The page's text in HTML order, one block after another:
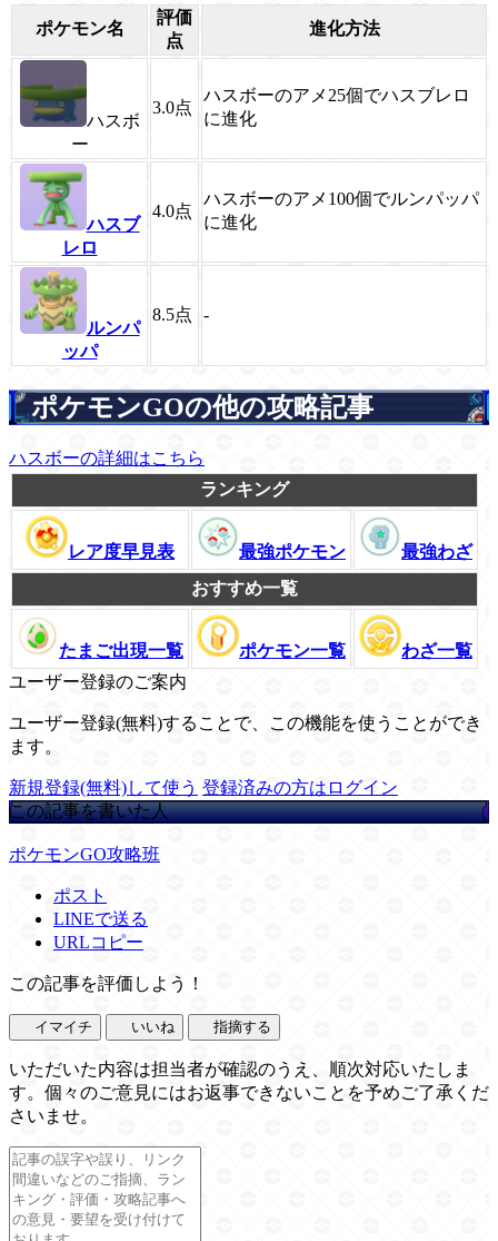
ポケモン名
評価
点
進化方法
ハスボ
ー
3.0点
ハスボーのアメ25個でハスブレロ
に進化
ハスブ
レロ
4.0点
ハスボーのアメ100個でルンパッパ
に進化
ルンパ
ッパ
8.5点 -
ポケモンGOの他の攻略記事
ハスボーの詳細はこちら
ランキング
レア度早見表 最強ポケモン
最強わざ
おすすめ一覧
たまご出現一覧 ポケモン一覧
わざ一覧
ユーザー登録のご案内
ユーザー登録(無料)することで、この機能を使うことができ
ます。
新規登録(無料)して使う 登録済みの方はログイン
この記事を書いた人
ポケモンGO攻略班
ポスト
LINEで送る
URLコピー
この記事を評価しよう！
イマイチ いいね 指摘する
いただいた内容は担当者が確認のうえ、順次対応いたしま
す。個々のご意見にはお返事できないことを予めご了承くだ
さいませ。